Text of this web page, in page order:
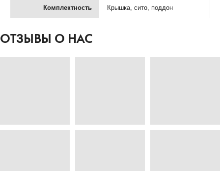
Комплектность Крышка, сито, поддон
ОТЗЫВЫ О НАС